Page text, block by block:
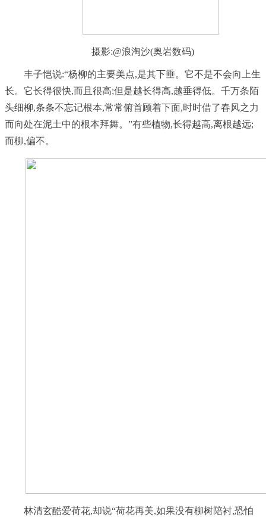
摄影:@浪淘沙(奥岩数码)
丰子恺说:“杨柳的主要美点,是其下垂。它不是不会向上生
长。它长得很快,而且很高;但是越长得高,越垂得低。千万条陌
头细柳,条条不忘记根本,常常俯首顾着下面,时时借了春风之力
而向处在泥土中的根本拜舞。”有些植物,长得越高,离根越远;
而柳,偏不。
林清玄酷爱荷花,却说“荷花再美,如果没有柳树陪衬,恐怕